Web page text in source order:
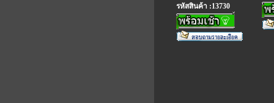
รหัสสินค้า :13730